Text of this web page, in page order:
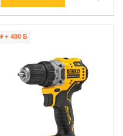
+ 480 Б